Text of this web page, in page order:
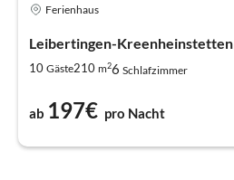
Ferienhaus
Leibertingen-Kreenheinstetten
10 Gäste210 m26 Schlafzimmer
ab 197€ pro Nacht